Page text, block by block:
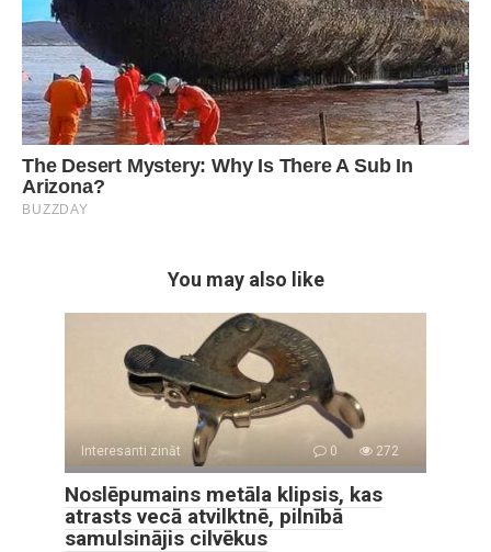
You may also like
Interesanti zināt 0 272
Noslēpumains metāla klipsis, kas
atrasts vecā atvilktnē, pilnībā
samulsinājis cilvēkus